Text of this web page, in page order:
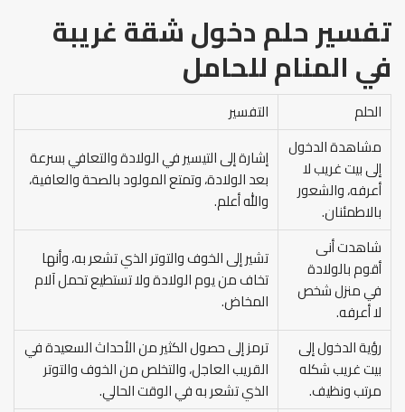
تفسير حلم دخول شقة غريبة
في المنامللحامل
الحلم
التفسير
مشاهدة الدخول
إلى بيت غريب لا
أعرفه، والشعور
بالاطمئنان.
إشارة إلى التيسير في الولادة والتعافي بسرعة
بعد الولادة، وتمتع المولود بالصحة والعافية،
والله أعلم.
شاهدت أنى
أقوم بالولادة
في منزل شخص
لا أعرفه.
تشير إلى الخوف والتوتر الذي تشعر به، وأنها
تخاف من يوم الولادة ولا تستطيع تحمل آلام
المخاض.
رؤية الدخول إلى
بيت غريب شكله
مرتب ونظيف.
ترمز إلى حصول الكثير من الأحداث السعيدة في
القريب العاجل، والتخلص من الخوف والتوتر
الذي تشعر به في الوقت الحالي.